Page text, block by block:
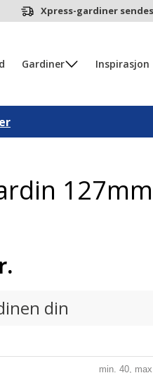
Xpress-gardiner
Gardiner Inspirasjon
127mm
din